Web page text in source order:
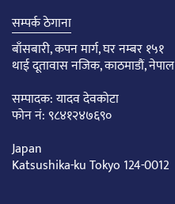
सम्पर्क ठेगाना
बाँसबारी, कपन मार्ग, घर नम्बर १५१
थाई दूतावास नजिक, काठमाडौं, नेपाल
सम्पादक: यादव देवकोटा
फोन नं: ९८४१२४७६९०
Japan
Katsushika-ku Tokyo 124-0012